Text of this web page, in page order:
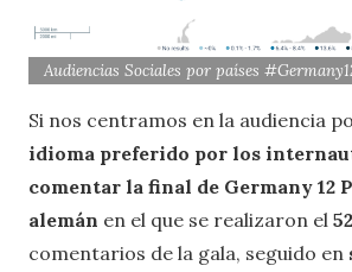
Audiencias Sociales por países
Si nos centramos en la audiencia
idioma preferido por los
comentar la final de Germany 12
alemán en el que se realizaron el
comentarios de la gala, seguido en